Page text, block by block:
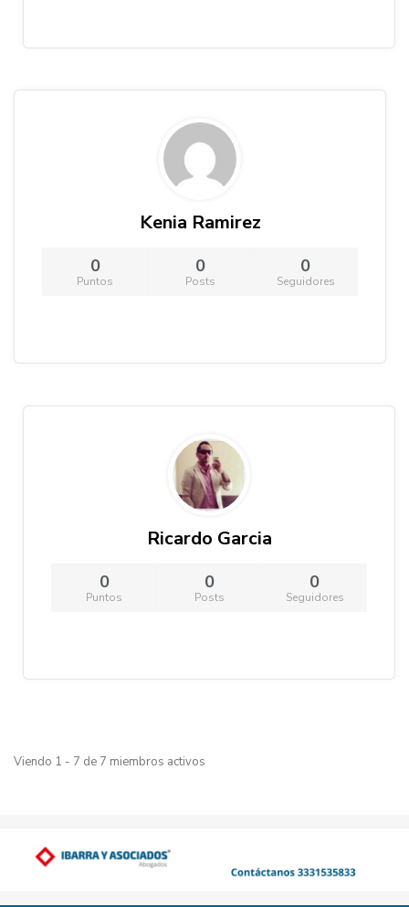
Kenia Ramirez
0
Puntos
0
Posts
0
Seguidores
Ricardo Garcia
0
Puntos
0
Posts
0
Seguidores
Viendo 1 - 7 de 7 miembros activos